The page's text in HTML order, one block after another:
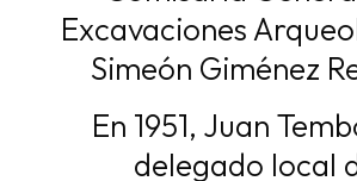
Excavaciones
Simeón Giménez
En 1951, Juan
delegado local